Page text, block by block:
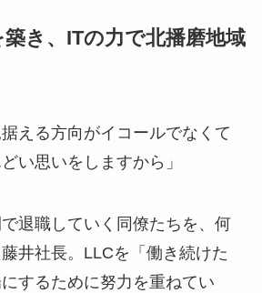
き、ITの力で北播磨地域
据える方向がイコールでなくて
い思いをしますから」
退職していく同僚たちを、何
井社長。LLCを「働き続けた
するために努力を重ねてい